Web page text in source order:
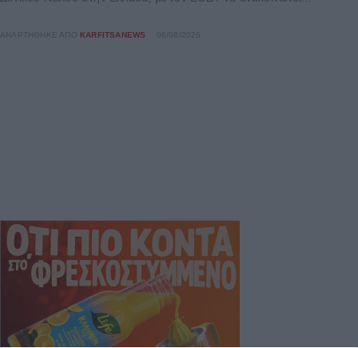
ΑΝΑΡΤΉΘΗΚΕ ΑΠΌ KARFITSANEWS